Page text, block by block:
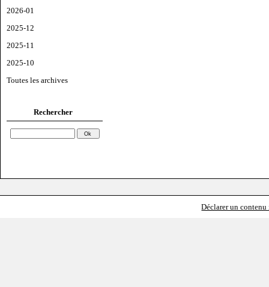
2026-01
2025-12
2025-11
2025-10
Toutes les archives
Rechercher
Déclarer un